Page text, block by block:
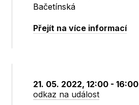
Bačetínská
Přejít na více informací
21. 05. 2022, 12:00 - 16:00
odkaz na událost